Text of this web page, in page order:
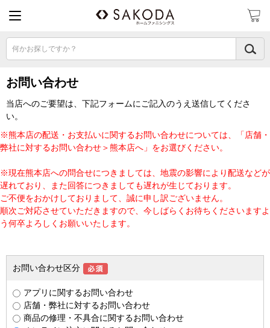
何かお探しですか？
お問い合わせ
当店へのご要望は、下記フォームにご記入のうえ送信してくださ
い。
※熊本店の配送・お支払いに関するお問い合わせについては、「店舗・
弊社に対するお問い合わせ＞熊本店へ」をお選びください。
※現在熊本店への問合せにつきましては、地震の影響により配送などが
遅れており、また回答につきましても遅れが生じております。
ご不便をおかけしておりまして、誠に申し訳ございません。
順次ご対応させていただきますので、今しばらくお待ちくださいますよ
う何卒よろしくお願いいたします。
お問い合わせ区分
アプリに関するお問い合わせ
店舗・弊社に対するお問い合わせ
商品の修理・不具合に関するお問い合わせ